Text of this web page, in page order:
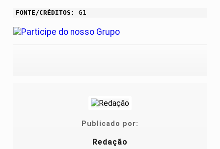
FONTE/CRÉDITOS: G1
Publicado por:
Redação